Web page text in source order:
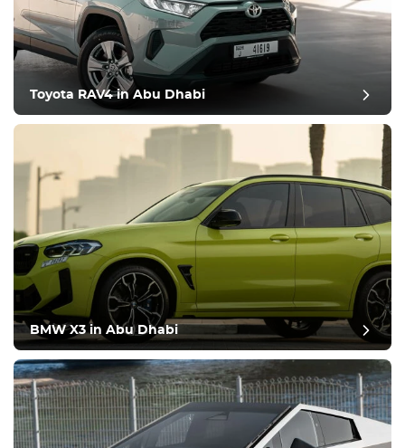
Toyota RAV4 in Abu Dhabi
BMW X3 in Abu Dhabi